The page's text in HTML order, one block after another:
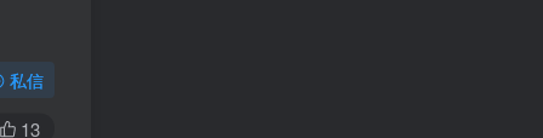
私信
13